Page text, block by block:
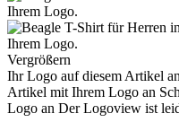
Vergrößern
Ihr Logo auf diesem Artikel
Artikel mit Ihrem Logo an
Logo an Der Logoview ist